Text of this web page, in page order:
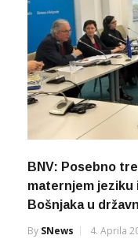
BNV: Posebno
maternjem
Bošnjaka u
By SNews 4. Aprila